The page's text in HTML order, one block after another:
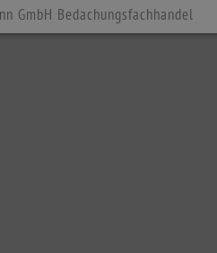
GmbH Bedachungsfachhandel